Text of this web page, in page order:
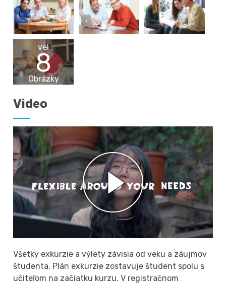
vēl
8
Obrázky
Video
Všetky exkurzie a výlety závisia od veku a záujmov
študenta. Plán exkurzie zostavuje študent spolu s
učiteľom na začiatku kurzu. V registračnom